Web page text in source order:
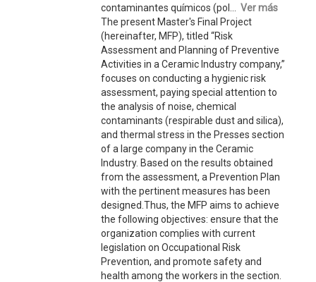
contaminantes químicos (pol... Ver más
The present Master's Final Project
(hereinafter, MFP), titled “Risk
Assessment and Planning of Preventive
Activities in a Ceramic Industry company,”
focuses on conducting a hygienic risk
assessment, paying special attention to
the analysis of noise, chemical
contaminants (respirable dust and silica),
and thermal stress in the Presses section
of a large company in the Ceramic
Industry. Based on the results obtained
from the assessment, a Prevention Plan
with the pertinent measures has been
designed.Thus, the MFP aims to achieve
the following objectives: ensure that the
organization complies with current
legislation on Occupational Risk
Prevention, and promote safety and
health among the workers in the section.